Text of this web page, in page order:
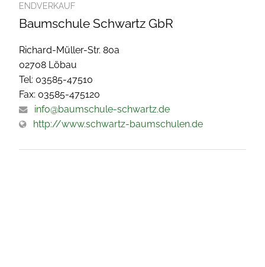
ENDVERKAUF
Baumschule Schwartz GbR
Richard-Müller-Str. 80a
02708 Löbau
Tel: 03585-47510
Fax: 03585-475120
info@baumschule-schwartz.de
http://www.schwartz-baumschulen.de